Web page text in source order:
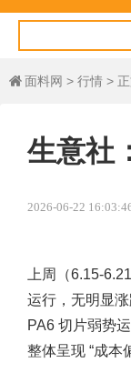
 面料网 > 行情 >
生意社
2026-06-22
上周（6.15-
运行，无明显
PA6 切片弱势
整体呈现 “成本